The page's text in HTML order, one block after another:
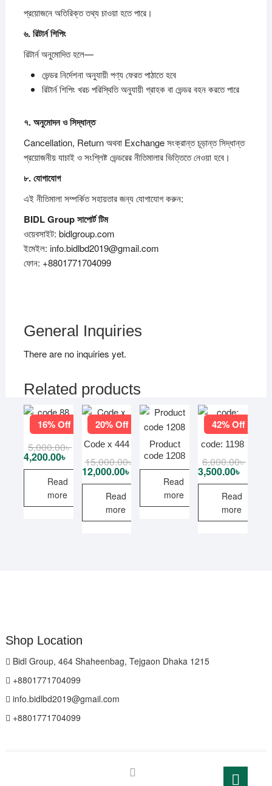
প্রয়োজনে অতিরিক্ত তথ্য চাওয়া হতে পারে।
৬.রিটার্নশিপিং
রিটার্ন অনুমোদিত হলে—
ভেন্ডর নির্দেশনা অনুযায়ী পণ্য ফেরত পাঠাতে হবে
রিটার্ন শিপিং খরচ পরিস্থিতি অনুযায়ী গ্রাহক বা ভেন্ডর বহন করতে পারে
৭.অনুমোদনওসিদ্ধান্ত
Cancellation, Return অথবা Exchange সংক্রান্ত চূড়ান্ত সিদ্ধান্ত
প্রয়োজনীয় যাচাই ও সংশ্লিষ্ট ভেন্ডরের নীতিমালার ভিত্তিতে নেওয়া হবে।
৮.যোগাযোগ
এই নীতিমালা সম্পর্কিত সহায়তার জন্য যোগাযোগ করুন:
BIDL Groupসাপোর্টটিম
ওয়েবসাইট: bidlgroup.com
ইমেইল: info.bidlbd2019@gmail.com
ফোন: +8801771704099
General Inquiries
There are no inquiries yet.
Related products
16% Off
code 88
5,000.00৳Original
was:
5,000.00৳ .
4,200.00৳
Current
4,200.00৳ .
Read
more
20% Off
Code x 444
15,000.00৳ Original
price
15,000.00৳ .
12,000.00৳
Current
price
12,000.00৳ .
Read
more
Product
code 1208
Read
more
42% Off
code: 1198
6,000.00৳
3,500.00৳
Read
more
Shop Location
Bidl Group, 464 Shaheenbag, Tejgaon Dhaka 1215
+8801771704099
info.bidlbd2019@gmail.com
+8801771704099
Go